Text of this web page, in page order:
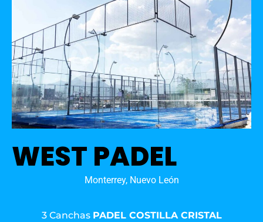
WEST PADEL
Monterrey, Nuevo León
3 Canchas PADEL COSTILLA CRISTAL